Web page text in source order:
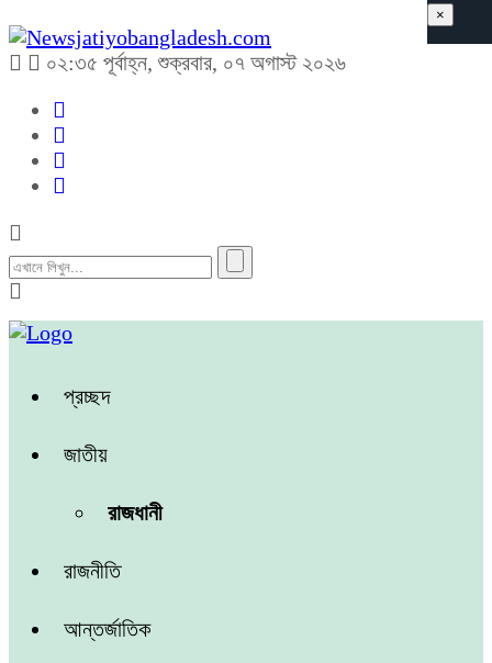
০২:৩৫ পূর্বাহ্ন, শুক্রবার, ০৭ অগাস্ট ২০২৬
প্রচ্ছদ
জাতীয়
রাজধানী
রাজনীতি
আন্তর্জাতিক
×